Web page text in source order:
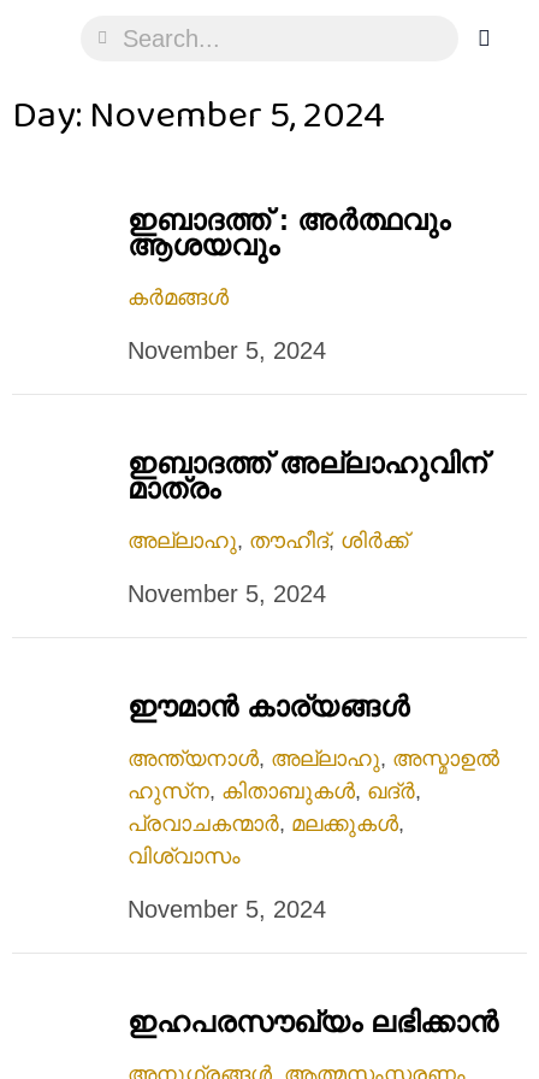
Day: November 5, 2024
ഇബാദത്ത് : അര്‍ത്ഥവും
ആശയവും
കർമങ്ങൾ
November 5, 2024
ഇബാദത്ത് അല്ലാഹുവിന്
മാത്രം
അല്ലാഹു, തൗഹീദ്, ശിർക്ക്
November 5, 2024
ഈമാൻ കാര്യങ്ങൾ
അന്ത്യനാൾ, അല്ലാഹു, അസ്മാഉൽ
ഹുസ്‌ന, കിതാബുകൾ, ഖദ്ർ,
പ്രവാചകന്മാർ, മലക്കുകൾ,
വിശ്വാസം
November 5, 2024
ഇഹപരസൗഖ്യം ലഭിക്കാൻ
അനുഗ്രങ്ങൾ, ആത്മസംസ്കരണം